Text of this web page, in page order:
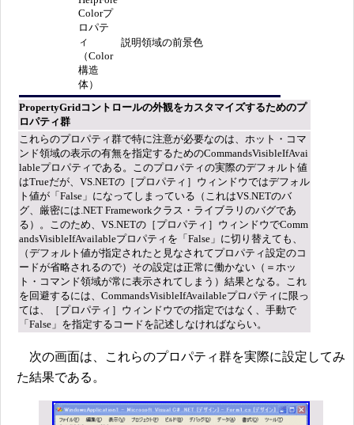
Colorプ
ロパテ
ィ
（Color
構造
体）
説明領域の前景色
PropertyGridコントロールの外観をカスタマイズするためのプ
ロパティ群
これらのプロパティ群で特に注意が必要なのは、ホット・コマ
ンド領域の表示の有無を指定するためのCommandsVisibleIfAvai
lableプロパティである。このプロパティの実際のデフォルト値
はTrueだが、VS.NETの［プロパティ］ウィンドウではデフォル
ト値が「False」になってしまっている（これはVS.NETのバ
グ、厳密には.NET Frameworkクラス・ライブラリのバグであ
る）。このため、VS.NETの［プロパティ］ウィンドウでComm
andsVisibleIfAvailableプロパティを「False」に切り替えても、
（デフォルト値が指定されたと見なされてプロパティ設定のコ
ードが省略されるので）その設定は正常に働かない（＝ホッ
ト・コマンド領域が常に表示されてしまう）結果となる。これ
を回避するには、CommandsVisibleIfAvailableプロパティに限っ
ては、［プロパティ］ウィンドウでの指定ではなく、手動で
「False」を指定するコードを記述しなければならい。
次の画面は、これらのプロパティ群を実際に設定してみ
た結果である。